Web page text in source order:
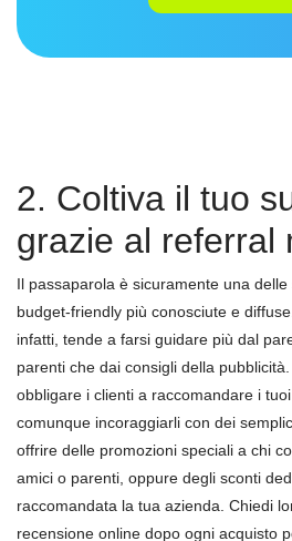
2. Coltiva il tuo
grazie al referral
Il passaparola è sicuramente una
budget-friendly più conosciute e
infatti, tende a farsi guidare più dal
parenti che dai consigli della
obbligare i clienti a raccomandare i
comunque incoraggiarli con dei
offrire delle promozioni speciali a chi
amici o parenti, oppure degli sconti
raccomandata la tua azienda. Chiedi
recensione online dopo ogni acquisto